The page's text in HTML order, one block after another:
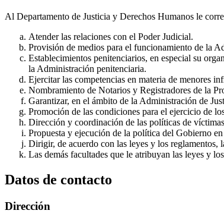
Al Departamento de Justicia y Derechos Humanos le
Atender las relaciones con el Poder Judicial.
Provisión de medios para el funcionamiento de la
Establecimientos penitenciarios, en especial su
la Administración penitenciaria.
Ejercitar las competencias en materia de menores
Nombramiento de Notarios y Registradores de la
Garantizar, en el ámbito de la Administración de
Promoción de las condiciones para el ejercicio de
Dirección y coordinación de las políticas de
Propuesta y ejecución de la política del Gobierno
Dirigir, de acuerdo con las leyes y los reglamentos,
Las demás facultades que le atribuyan las leyes y
Datos de contacto
Dirección